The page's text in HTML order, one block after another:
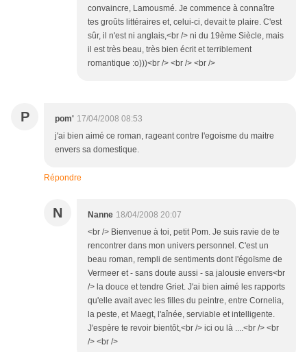
convaincre, Lamousmé. Je commence à connaître
tes groûts littéraires et, celui-ci, devait te plaire. C'est
sûr, il n'est ni anglais,<br /> ni du 19ème Siècle, mais
il est très beau, très bien écrit et terriblement
romantique :o)))<br /> <br /> <br />
P pom' 17/04/2008 08:53
j'ai bien aimé ce roman, rageant contre l'egoisme du maitre
envers sa domestique.
Répondre
N Nanne 18/04/2008 20:07
<br /> Bienvenue à toi, petit Pom. Je suis ravie de te
rencontrer dans mon univers personnel. C'est un
beau roman, rempli de sentiments dont l'égoïsme de
Vermeer et - sans doute aussi - sa jalousie envers<br
/> la douce et tendre Griet. J'ai bien aimé les rapports
qu'elle avait avec les filles du peintre, entre Cornelia,
la peste, et Maegt, l'aînée, serviable et intelligente.
J'espère te revoir bientôt,<br /> ici ou là ....<br /> <br
/> <br />